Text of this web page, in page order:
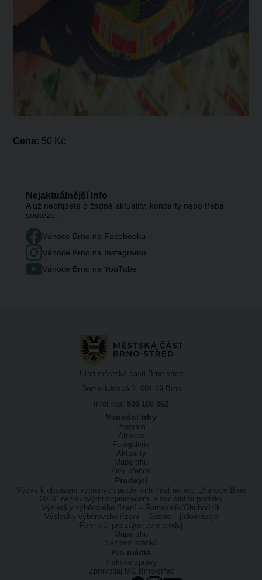
Cena: 50 Kč
Nejaktuálnější info
A už nepřijdete o žádné aktuality, koncerty nebo třeba
soutěže.
Vánoce Brno na Facebooku
Vánoce Brno na Instagramu
Vánoce Brno na YouTube
Úřad městské části Brno-střed
Dominikánská 2, 601 69 Brno
Infolinka:
800 100 862
Vánoční trhy
Program
Atrakce
Fotogalerie
Aktuality
Mapa trhu
Živý přenos
Prodejci
Výzva k obsazení vybraných prodejních míst na akci „Vánoce Brno
2026“ neziskovými organizacemi a sociálními podniky
Výsledky výběrového řízení – Řemeslník/Obchodník
Výsledky výběrového řízení – Gastro – jídlo/nápoje
Formulář pro zájemce o prodej
Mapa trhu
Seznam stánků
Pro média
Tiskové zprávy
Zpravodaj MČ Brno-střed